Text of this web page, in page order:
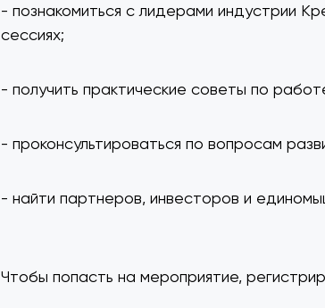
- познакомиться с лидерами индустрии
сессиях;
- получить практические советы по
- проконсультироваться по вопросам
- найти партнеров, инвесторов и
Чтобы попасть на мероприятие,